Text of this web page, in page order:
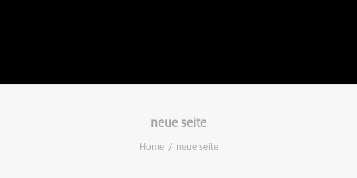
neue seite
Home neue seite